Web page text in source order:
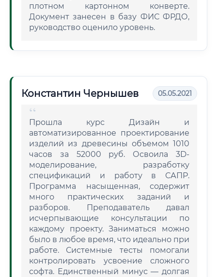
плотном картонном конверте.
Документ занесен в базу ФИС ФРДО,
руководство оценило уровень.
Константин Чернышев 05.05.2021
Прошла курс Дизайн и
автоматизированное проектирование
изделий из древесины объемом 1010
часов за 52000 руб. Освоила 3D-
моделирование, разработку
спецификаций и работу в САПР.
Программа насыщенная, содержит
много практических заданий и
разборов. Преподаватель давал
исчерпывающие консультации по
каждому проекту. Заниматься можно
было в любое время, что идеально при
работе. Системные тесты помогали
контролировать усвоение сложного
софта. Единственный минус — долгая